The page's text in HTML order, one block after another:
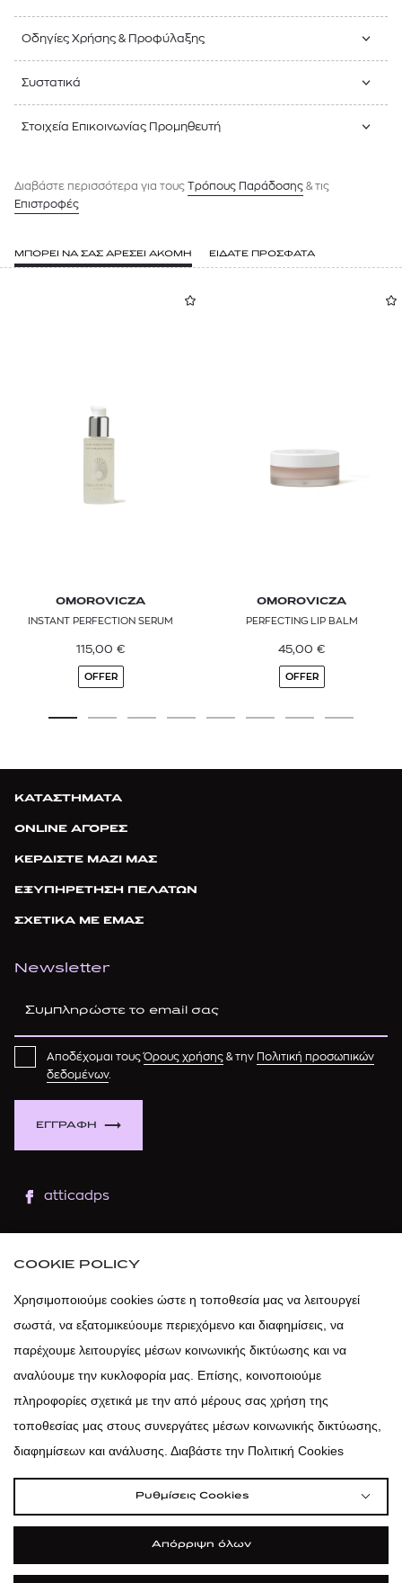
Οδηγίες Χρήσης & Προφύλαξης
Συστατικά
Στοιχεία Επικοινωνίας Προμηθευτή
Διαβάστε περισσότερα για τους Tρόπους Παράδοσης & τις
Επιστροφές
ΜΠΟΡΕΙ ΝΑ ΣΑΣ ΑΡΕΣΕΙ ΑΚΟΜΗ ΕΙΔΑΤΕ ΠΡΟΣΦΑΤΑ
OMOROVICZA
INSTANT PERFECTION SERUM
115,00 €
OFFER
OMOROVICZA
PERFECTING LIP BALM
45,00 €
OFFER
ΚΑΤΑΣΤΗΜΑΤΑ
ONLINE ΑΓΟΡΕΣ
ΚΕΡΔΙΣΤΕ ΜΑΖΙ ΜΑΣ
ΕΞΥΠΗΡΕΤΗΣΗ ΠΕΛΑΤΩΝ
ΣΧΕΤΙΚΑ ΜΕ ΕΜΑΣ
Newsletter
ΕΓΓΡΑΦΗ
Αποδέχομαι τουςΌρους χρήσης & την
Πολιτική προσωπικών
δεδομένων.
atticadps
atticadps
COOKIE POLICY
Χρησιμοποιούμε cookies ώστε η τοποθεσία μας να λειτουργεί
σωστά, να εξατομικεύουμε περιεχόμενο και διαφημίσεις, να
παρέχουμε λειτουργίες μέσων κοινωνικής δικτύωσης και να
αναλύουμε την κυκλοφορία μας. Επίσης, κοινοποιούμε
πληροφορίες σχετικά με την από μέρους σας χρήση της
τοποθεσίας μας στους συνεργάτες μέσων κοινωνικής δικτύωσης,
διαφημίσεων και ανάλυσης. Διαβάστε την Πολιτική Cookies
Ρυθμίσεις Cookies
Απόρριψη όλων